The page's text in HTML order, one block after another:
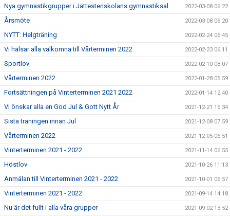
Nya gymnastikgrupper i Jättestenskolans gymnastiksal 2022-03-08 06:22
Årsmöte 2022-03-08 06:20
NYTT: Helgträning 2022-02-24 06:45
Vi hälsar alla välkomna till Vårterminen 2022 2022-02-23 06:11
Sportlov 2022-02-10 08:07
Vårterminen 2022 2022-01-28 05:59
Fortsättningen på Vinterterminen 2021 2022 2022-01-14 12:40
Vi önskar alla en God Jul & Gott Nytt År 2021-12-21 16:34
Sista träningen innan Jul 2021-12-08 07:59
Vårterminen 2022 2021-12-05 06:51
Vinterterminen 2021 - 2022 2021-11-14 06:55
Höstlov 2021-10-26 11:13
Anmälan till Vinterterminen 2021 - 2022 2021-10-01 06:57
Vinterterminen 2021 - 2022 2021-09-14 14:18
Nu är det fullt i alla våra grupper 2021-09-02 13:52